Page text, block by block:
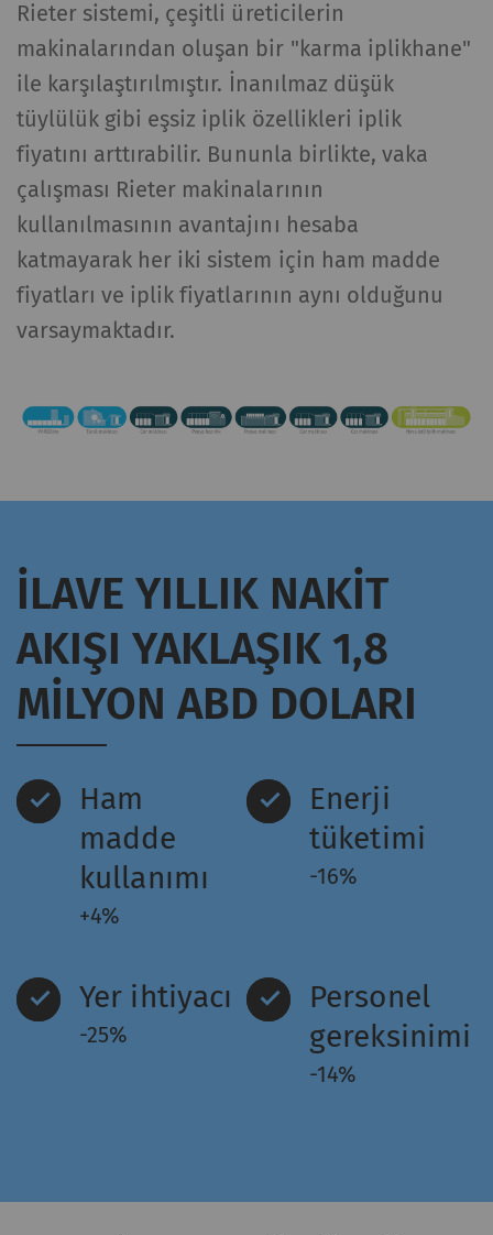
Rieter sistemi, çeşitli üreticilerin
makinalarından oluşan bir "karma iplikhane"
ile karşılaştırılmıştır. İnanılmaz düşük
tüylülük gibi eşsiz iplik özellikleri iplik
fiyatını arttırabilir. Bununla birlikte, vaka
çalışması Rieter makinalarının
kullanılmasının avantajını hesaba
katmayarak her iki sistem için ham madde
fiyatları ve iplik fiyatlarının aynı olduğunu
varsaymaktadır.
İLAVE YILLIK NAKIT
AKIŞI YAKLAŞIK 1,8
MILYON ABD DOLARI
Ham
madde
kullanımı
+4%
Enerji
tüketimi
-16%
Yer ihtiyacı
-25%
Personel
gereksinimi
-14%